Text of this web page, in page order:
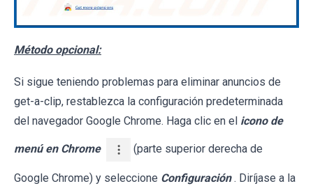
Método opcional:
Si sigue teniendo problemas para eliminar anuncios de
get-a-clip, restablezca la configuración predeterminada
del navegador Google Chrome. Haga clic en el icono de
menú en Chrome (parte superior derecha de
Google Chrome) y seleccione Configuración . Diríjase a la